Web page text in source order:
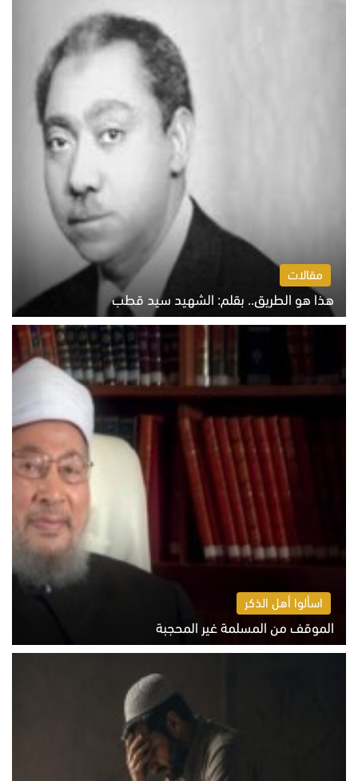
مقالات
هذا هو الطريق.. بقلم: الشهيد سيد قطب
الخميس 6 أغسطس 2026 10:52 ص
اسألوا أهل الذكر
الموقف من المسلمة غير المحجبة
الخميس 6 أغسطس 2026 10:45 ص